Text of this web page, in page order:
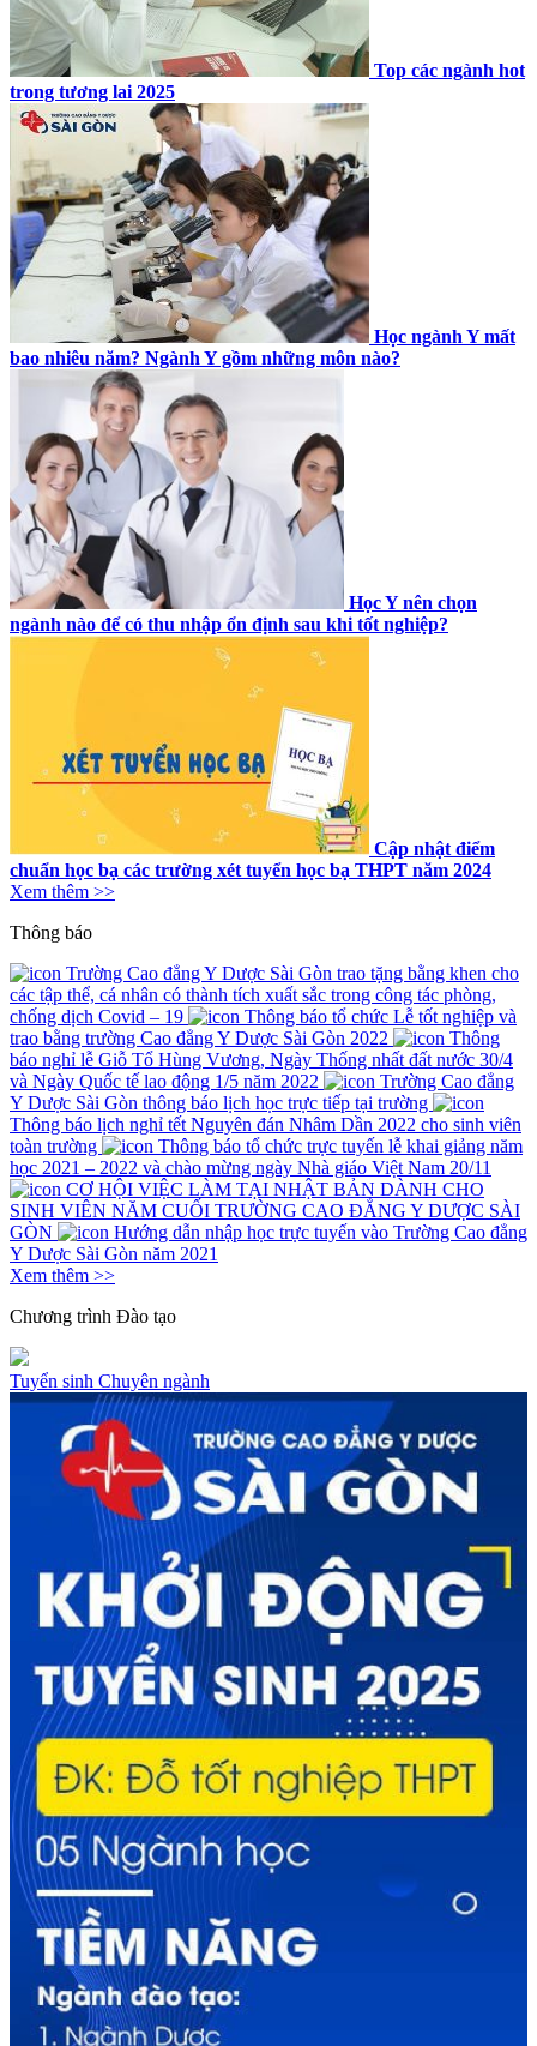
Top các ngành hot
trong tương lai 2025
Học ngành Y mất
bao nhiêu năm? Ngành Y gồm những môn nào?
Học Y nên chọn
ngành nào để có thu nhập ổn định sau khi tốt nghiệp?
Cập nhật điểm
chuẩn học bạ các trường xét tuyển học bạ THPT năm 2024
Xem thêm >>
Thông báo
Trường Cao đẳng Y Dược Sài Gòn trao tặng bằng khen cho
các tập thể, cá nhân có thành tích xuất sắc trong công tác phòng,
chống dịch Covid – 19
Thông báo tổ chức Lễ tốt nghiệp và
trao bằng trường Cao đẳng Y Dược Sài Gòn 2022
Thông
báo nghỉ lễ Giỗ Tổ Hùng Vương, Ngày Thống nhất đất nước 30/4
và Ngày Quốc tế lao động 1/5 năm 2022
Trường Cao đẳng
Y Dược Sài Gòn thông báo lịch học trực tiếp tại trường
Thông báo lịch nghỉ tết Nguyên đán Nhâm Dần 2022 cho sinh viên
toàn trường
Thông báo tổ chức trực tuyến lễ khai giảng năm
học 2021 – 2022 và chào mừng ngày Nhà giáo Việt Nam 20/11
CƠ HỘI VIỆC LÀM TẠI NHẬT BẢN DÀNH CHO
SINH VIÊN NĂM CUỐI TRƯỜNG CAO ĐẲNG Y DƯỢC SÀI
GÒN
Hướng dẫn nhập học trực tuyến vào Trường Cao đẳng
Y Dược Sài Gòn năm 2021
Xem thêm >>
Chương trình Đào tạo
Tuyển sinh Chuyên ngành